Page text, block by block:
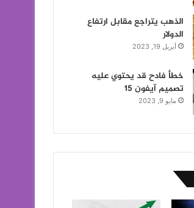
الذهب يتراجع مقابل ارتفاع
الدولار
أبريل 19, 2023
خطأ فادح قد يحتوي عليه
تصميم آيفون 15
مايو 9, 2023